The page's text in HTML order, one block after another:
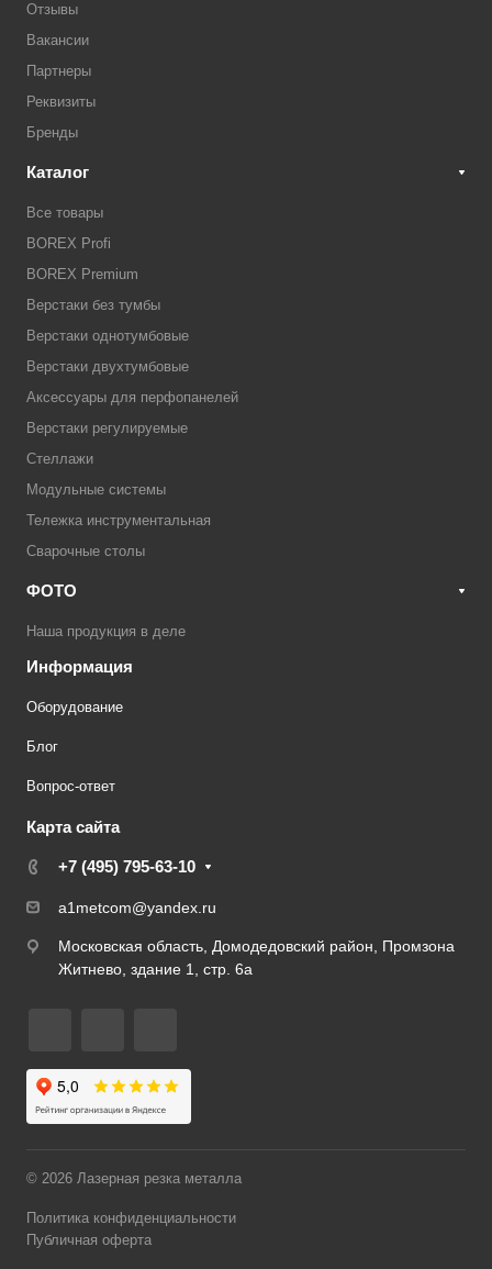
Отзывы
Вакансии
Партнеры
Реквизиты
Бренды
Каталог
Все товары
BOREX Profi
BOREX Premium
Верстаки без тумбы
Верстаки однотумбовые
Верстаки двухтумбовые
Аксессуары для перфопанелей
Верстаки регулируемые
Стеллажи
Модульные системы
Тележка инструментальная
Сварочные столы
ФОТО
Наша продукция в деле
Информация
Оборудование
Блог
Вопрос-ответ
Карта сайта
+7 (495) 795-63-10
a1metcom@yandex.ru
Московская область, Домодедовский район, Промзона
Житнево, здание 1, стр. 6а
© 2026 Лазерная резка металла
Политика конфиденциальности
Публичная оферта